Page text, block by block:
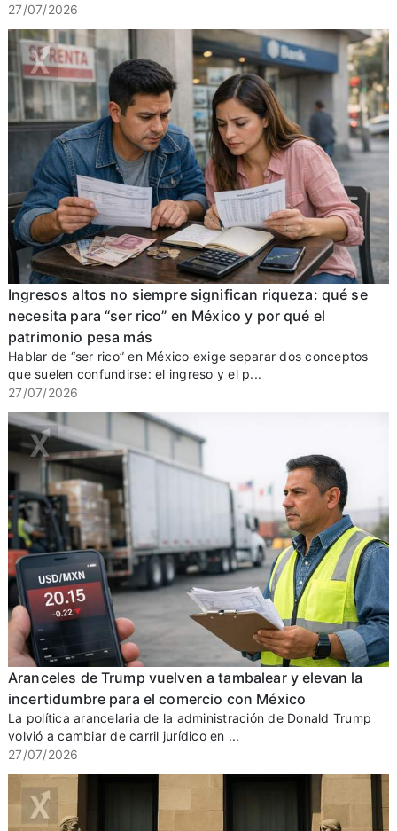
27/07/2026
Ingresos altos no siempre significan riqueza: qué se
necesita para “ser rico” en México y por qué el
patrimonio pesa más
Hablar de “ser rico” en México exige separar dos conceptos
que suelen confundirse: el ingreso y el p...
27/07/2026
Aranceles de Trump vuelven a tambalear y elevan la
incertidumbre para el comercio con México
La política arancelaria de la administración de Donald Trump
volvió a cambiar de carril jurídico en ...
27/07/2026